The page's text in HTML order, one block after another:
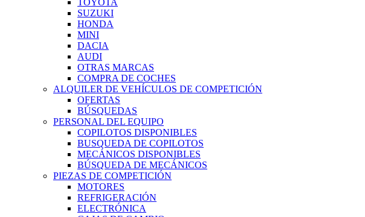
TOYOTA
SUZUKI
HONDA
MINI
DACIA
AUDI
OTRAS MARCAS
COMPRA DE COCHES
ALQUILER DE VEHÍCULOS DE COMPETICIÓN
OFERTAS
BÚSQUEDAS
PERSONAL DEL EQUIPO
COPILOTOS DISPONIBLES
BUSQUEDA DE COPILOTOS
MECÁNICOS DISPONIBLES
BÚSQUEDA DE MECÁNICOS
PIEZAS DE COMPETICIÓN
MOTORES
REFRIGERACIÓN
ELECTRÓNICA